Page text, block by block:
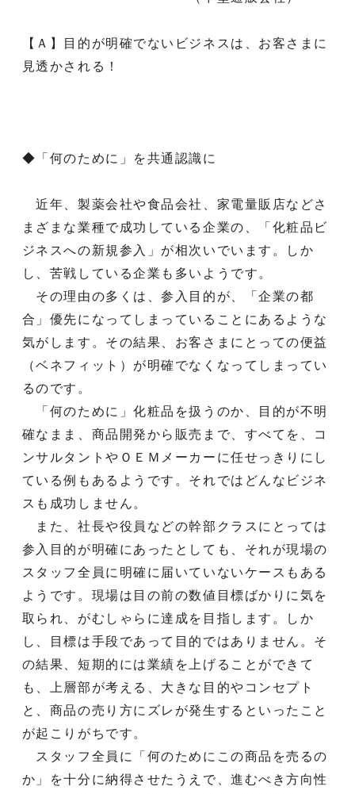
【Ａ】目的が明確でないビジネスは、お客さまに
見透かされる！
◆「何のために」を共通認識に
近年、製薬会社や食品会社、家電量販店などさ
まざまな業種で成功している企業の、「化粧品ビ
ジネスへの新規参入」が相次いでいます。しか
し、苦戦している企業も多いようです。
その理由の多くは、参入目的が、「企業の都
合」優先になってしまっていることにあるような
気がします。その結果、お客さまにとっての便益
（ベネフィット）が明確でなくなってしまってい
るのです。
「何のために」化粧品を扱うのか、目的が不明
確なまま、商品開発から販売まで、すべてを、コ
ンサルタントやＯＥＭメーカーに任せっきりにし
ている例もあるようです。それではどんなビジネ
スも成功しません。
また、社長や役員などの幹部クラスにとっては
参入目的が明確にあったとしても、それが現場の
スタッフ全員に明確に届いていないケースもある
ようです。現場は目の前の数値目標ばかりに気を
取られ、がむしゃらに達成を目指します。しか
し、目標は手段であって目的ではありません。そ
の結果、短期的には業績を上げることができて
も、上層部が考える、大きな目的やコンセプト
と、商品の売り方にズレが発生するといったこと
が起こりがちです。
スタッフ全員に「何のためにこの商品を売るの
か」を十分に納得させたうえで、進むべき方向性